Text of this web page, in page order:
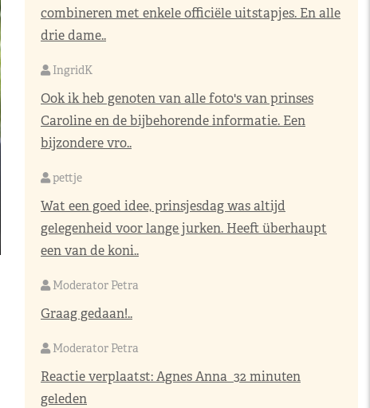
combineren met enkele officiële uitstapjes. En alle
drie dame..
IngridK
Ook ik heb genoten van alle foto's van prinses
Caroline en de bijbehorende informatie. Een
bijzondere vro..
pettje
Wat een goed idee, prinsjesdag was altijd
gelegenheid voor lange jurken. Heeft überhaupt
een van de koni..
Moderator Petra
Graag gedaan!..
Moderator Petra
Reactie verplaatst:Agnes Anna 32 minuten
geleden